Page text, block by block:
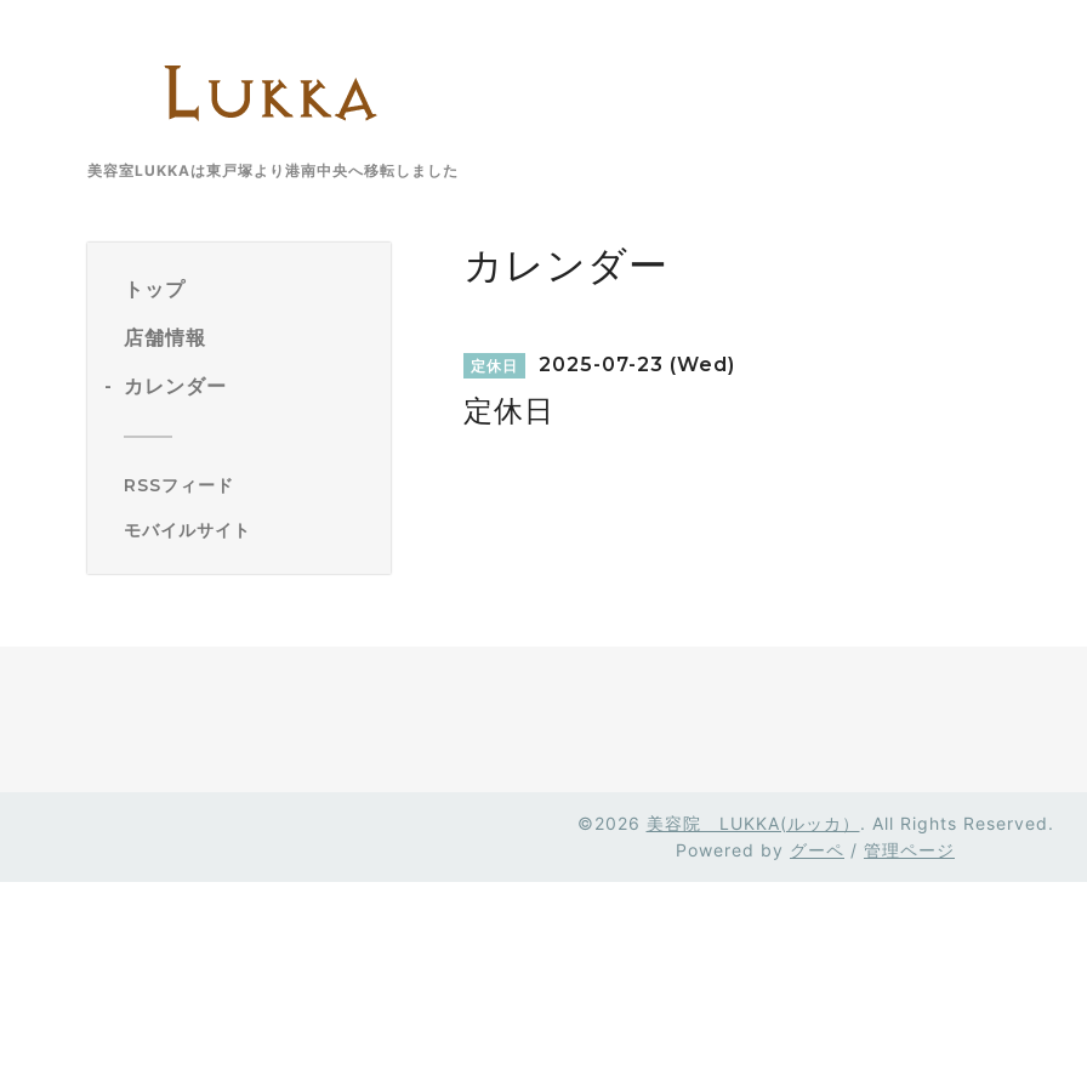
美容室LUKKAは東戸塚より港南中央へ移転しました
トップ
店舗情報
カレンダー
RSSフィード
モバイルサイト
カレンダー
定休日 2025-07-23 (Wed)
定休日
©2026 美容院 LUKKA(ルッカ） . All Rights Reserved.
Powered by グーペ / 管理ページ